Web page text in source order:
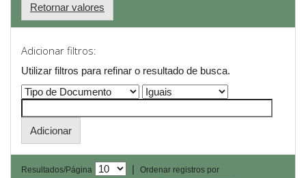
Retornar valores
Adicionar filtros:
Utilizar filtros para refinar o resultado de busca.
Resultados/Página |
Ordenar registros por